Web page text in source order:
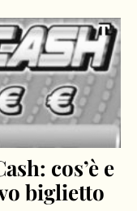
cos’è e
biglietto